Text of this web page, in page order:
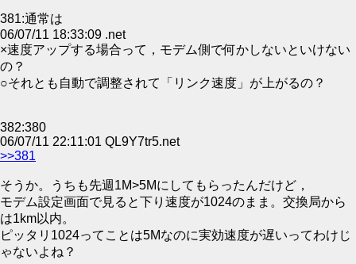
381:通常は
06/07/11 18:33:09 .net
×速度アップする場合って，モデム側で何かしないといけない
の？
○それとも自動で調整されて「リンク速度」が上がるの？
382:380
06/07/11 22:11:01 QL9Y7tr5.net
>>381
そうか。うちも先週1M>5Mにしてもらったんだけど，
モデム設定画面で見ると下り速度が1024のまま。交換局から
は1km以内。
ピッタリ1024ってことは5Mなのに実効速度が遅いってわけじ
ゃないよね？